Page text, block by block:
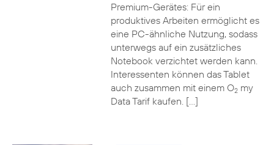
Premium-Gerätes: Für ein
produktives Arbeiten ermöglicht es
eine PC-ähnliche Nutzung, sodass
unterwegs auf ein zusätzliches
Notebook verzichtet werden kann.
Interessenten können das Tablet
auch zusammen mit einem O2my
Data Tarif kaufen. […]